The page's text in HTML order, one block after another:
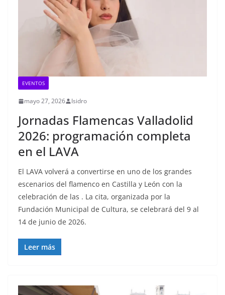
EVENTOS
mayo 27, 2026 Isidro
Jornadas Flamencas Valladolid
2026: programación completa
en el LAVA
El LAVA volverá a convertirse en uno de los grandes
escenarios del flamenco en Castilla y León con la
celebración de las . La cita, organizada por la
Fundación Municipal de Cultura, se celebrará del 9 al
14 de junio de 2026.
Leer más